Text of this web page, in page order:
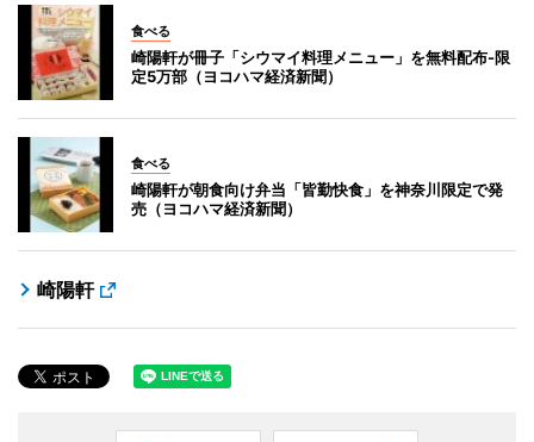
食べる
崎陽軒が冊子「シウマイ料理メニュー」を無料配布-限
定5万部（ヨコハマ経済新聞）
食べる
崎陽軒が朝食向け弁当「皆勤快食」を神奈川限定で発
売（ヨコハマ経済新聞）
崎陽軒